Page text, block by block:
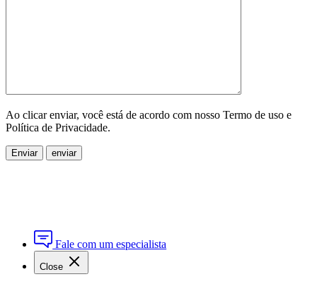
Ao clicar enviar, você está de acordo com nosso Termo de uso e
Política de Privacidade.
Enviar
Fale com um especialista
Close